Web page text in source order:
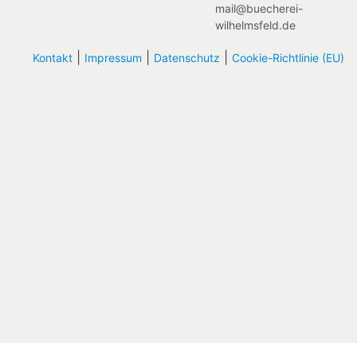
mail@buecherei-
wilhelmsfeld.de
Kontakt| Impressum Datenschutz Cookie-Richtlinie (EU)